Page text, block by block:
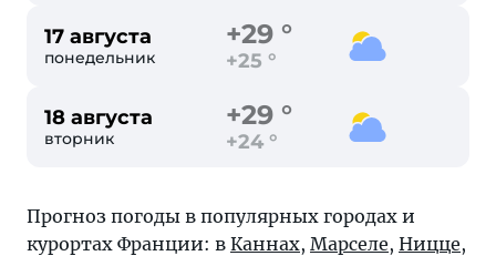
17 августа
понедельник
+29 °
+25 °
18 августа
вторник
+29 °
+24 °
Прогноз погоды в популярных городах и
курортах Франции: в Каннах, Марселе, Ницце,